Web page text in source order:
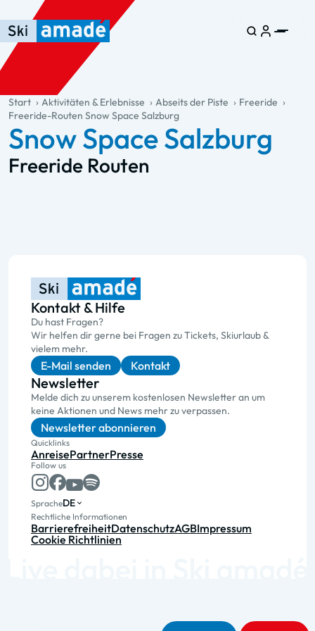
Zum Haupt-Inhalt springen
Springe zur Tabelle
Zur Haupt-Navigation springen
general.table-of-content
Start Aktivitäten & Erlebnisse Abseits der Piste
Freeride
Freeride-Routen Snow Space Salzburg
Snow Space Salzburg
Freeride Routen
Kontakt & Hilfe
Du hast Fragen?
Wir helfen dir gerne bei Fragen zu Tickets, Skiurlaub &
vielem mehr.
E-Mail senden Kontakt
Newsletter
Melde dich zu unserem kostenlosen Newsletter an um
keine Aktionen und News mehr zu verpassen.
Newsletter abonnieren
Quicklinks
AnreisePartnerPresse
Follow us
SpracheDE
Rechtliche Informationen
BarrierefreiheitDatenschutzAGBImpressum
Cookie Richtlinien